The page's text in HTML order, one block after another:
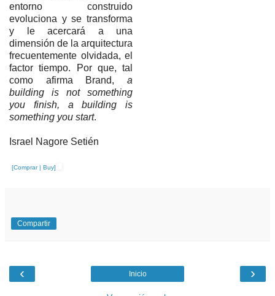
entorno construido
evoluciona y se transforma
y le acercará a una
dimensión de la arquitectura
frecuentemente olvidada, el
factor tiempo. Por que, tal
como afirma Brand,a
building is not something
you finish, a building is
something you start.
Israel Nagore Setién
[Comprar | Buy]
Compartir
‹ ›
Inicio